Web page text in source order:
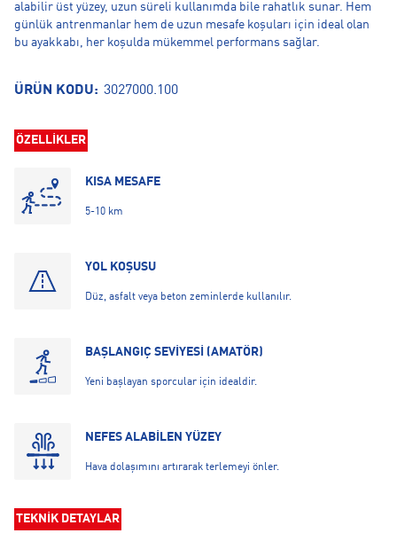
alabilir üst yüzey, uzun süreli kullanımda bile rahatlık sunar. Hem
günlük antrenmanlar hem de uzun mesafe koşuları için ideal olan
bu ayakkabı, her koşulda mükemmel performans sağlar.
ÜRÜN KODU: 3027000.100
ÖZELLİKLER
KISA MESAFE
5-10 km
YOL KOŞUSU
Düz, asfalt veya beton zeminlerde kullanılır.
BAŞLANGIÇ SEVİYESİ (AMATÖR)
Yeni başlayan sporcular için idealdir.
NEFES ALABİLEN YÜZEY
Hava dolaşımını artırarak terlemeyi önler.
TEKNİK DETAYLAR